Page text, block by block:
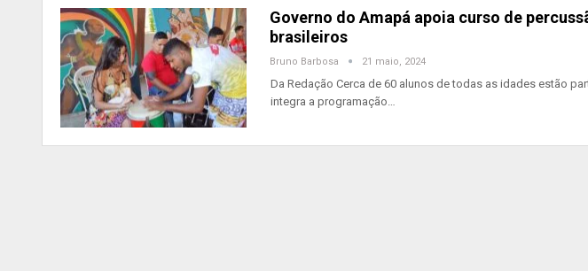
Governo do Amapá apoia curso de
brasileiros
Bruno Barbosa 21 maio, 2024
Da Redação Cerca de 60 alunos de todas as idades estão
integra a programação…